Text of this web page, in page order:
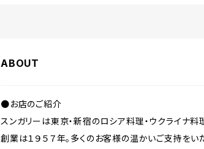
ABOUT
●お店のご紹介
スンガリーは東京・新宿のロシア料理・ウクライナ料
創業は１９５７年。多くのお客様の温かいご支持をい